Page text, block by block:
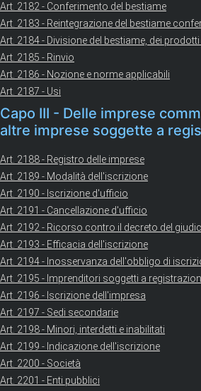
Art. 2182 - Conferimento del bestiame
Art. 2183 - Reintegrazione del bestiame
Art. 2184 - Divisione del bestiame, dei prodotti
Art. 2185 - Rinvio
Art. 2186 - Nozione e norme applicabili
Art. 2187 - Usi
Capo III - Delle imprese
altre imprese soggette a
Art. 2188 - Registro delle imprese
Art. 2189 - Modalità dell'iscrizione
Art. 2190 - Iscrizione d'ufficio
Art. 2191 - Cancellazione d'ufficio
Art. 2192 - Ricorso contro il decreto del
Art. 2193 - Efficacia dell'iscrizione
Art. 2194 - Inosservanza dell'obbligo di
Art. 2195 - Imprenditori soggetti a
Art. 2196 - Iscrizione dell'impresa
Art. 2197 - Sedi secondarie
Art. 2198 - Minori, interdetti e inabilitati
Art. 2199 - Indicazione dell'iscrizione
Art. 2200 - Società
Art. 2201 - Enti pubblici